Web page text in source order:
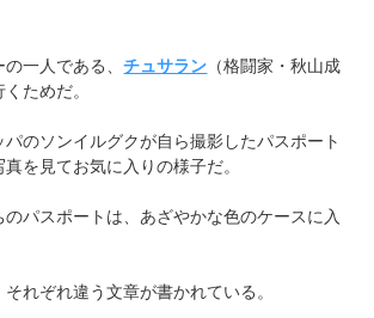
の一人である、チュサラン （格闘家・秋山成
ためだ。
のソンイルグクが自ら撮影したパスポート
を見てお気に入りの様子だ。
パスポートは、あざやかな色のケースに入
れぞれ違う文章が書かれている。